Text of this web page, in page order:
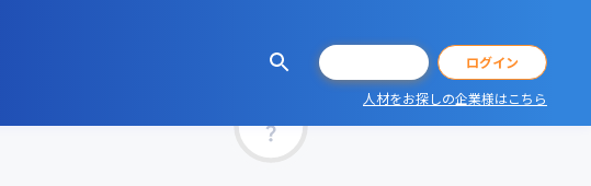
ログイン
人材をお探しの企業様はこちら